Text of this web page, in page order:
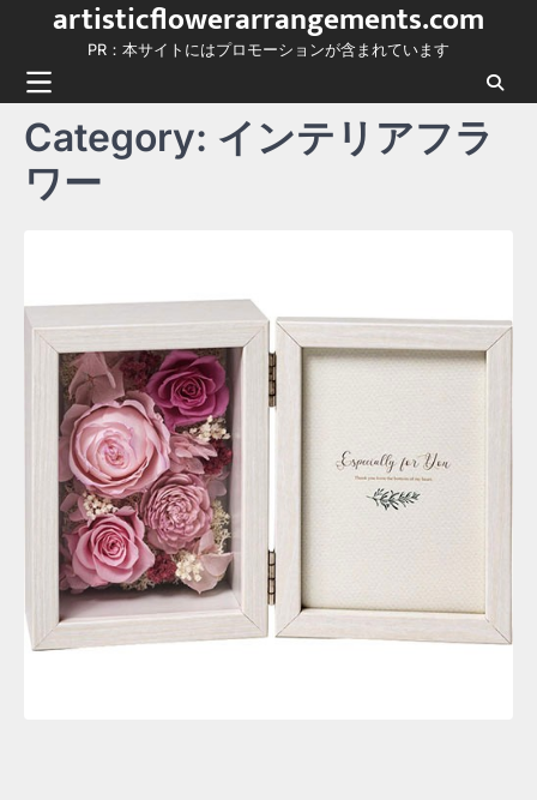
content
artisticflowerarrangements.com
PR：本サイトにはプロモーションが含まれています
Category: インテリアフラ
ワー